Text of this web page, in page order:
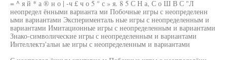
= ^ я й * а ® н о | -ч £ ч о 5 ° с » я. 8 5 С Н а, С о Ш В С "Л
неопредел ёнными варианта ми Побочные игры с неопределенн
ыми вариантами Эксперименталь ные игры с неопределенным и
вариантами Имитационные игры с неопределенным и вариантами
Знако-символические игры с неопределенным и вариантами
Интеллектз'альн ые игры с неопределенным и вариантами